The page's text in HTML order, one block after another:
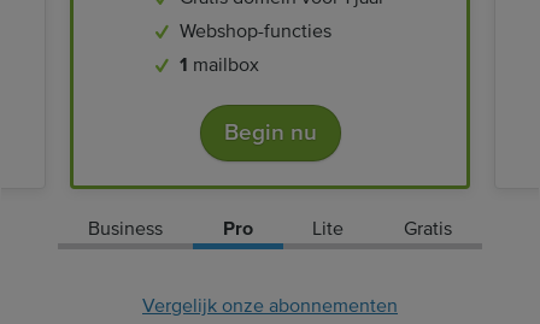
Webshop-functies
1 mailbox
Begin nu
Business Pro Lite Gratis
Vergelijk onze abonnementen